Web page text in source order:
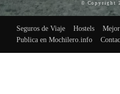
© Copyright
Seguros de Viaje Hostels
Publica en Mochilero.info